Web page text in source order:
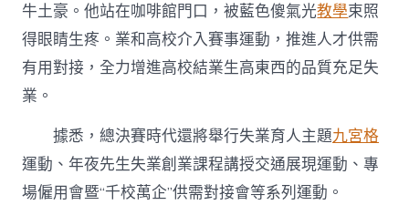
牛土豪。他站在咖啡館門口，被藍色傻氣光教學束照
得眼睛生疼。業和高校介入賽事運動，推進人才供需
有用對接，全力增進高校結業生高東西的品質充足失
業。
據悉，總決賽時代還將舉行失業育人主題九宮格
運動、年夜先生失業創業課程講授交通展現運動、專
場僱用會暨“千校萬企”供需對接會等系列運動。